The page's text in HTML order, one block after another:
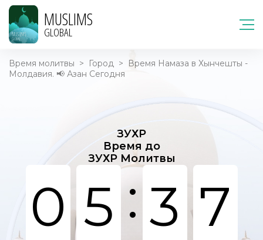
MUSLIMS
GLOBAL
Время молитвы > Город >
Время Намаза в Хынчешты -
Молдавия. 📢 Азан Сегодня
ЗУХР
Время до
ЗУХР Молитвы
0 5 : 3 7